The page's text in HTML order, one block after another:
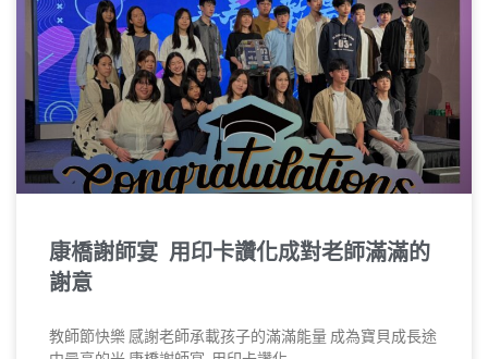
康橋謝師宴 用印卡讚化成對老師滿滿的
謝意
教師節快樂 感謝老師承載孩子的滿滿能量 成為寶貝成長途